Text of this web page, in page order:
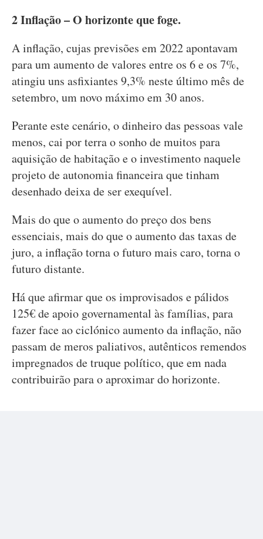
2 Inflação – O horizonte que foge.
A inflação, cujas previsões em 2022 apontavam
para um aumento de valores entre os 6 e os 7%,
atingiu uns asfixiantes 9,3% neste último mês de
setembro, um novo máximo em 30 anos.
Perante este cenário, o dinheiro das pessoas vale
menos, cai por terra o sonho de muitos para
aquisição de habitação e o investimento naquele
projeto de autonomia financeira que tinham
desenhado deixa de ser exequível.
Mais do que o aumento do preço dos bens
essenciais, mais do que o aumento das taxas de
juro, a inflação torna o futuro mais caro, torna o
futuro distante.
Há que afirmar que os improvisados e pálidos
125€ de apoio governamental às famílias, para
fazer face ao ciclónico aumento da inflação, não
passam de meros paliativos, autênticos remendos
impregnados de truque político, que em nada
contribuirão para o aproximar do horizonte.